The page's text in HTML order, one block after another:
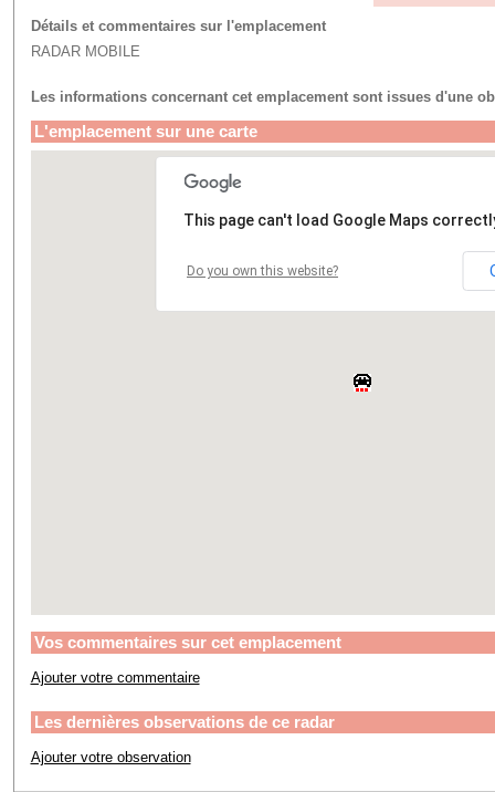
Détails et commentaires sur l'emplacement
RADAR MOBILE
Les informations concernant cet emplacement sont issues d'une
L'emplacement sur une carte
This page can't load Google Maps
Do you own this website?
Vos commentaires sur cet emplacement
Ajouter votre commentaire
Les dernières observations de ce radar
Ajouter votre observation